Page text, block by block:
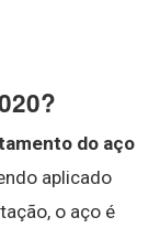
do aço
aplicado
o aço é